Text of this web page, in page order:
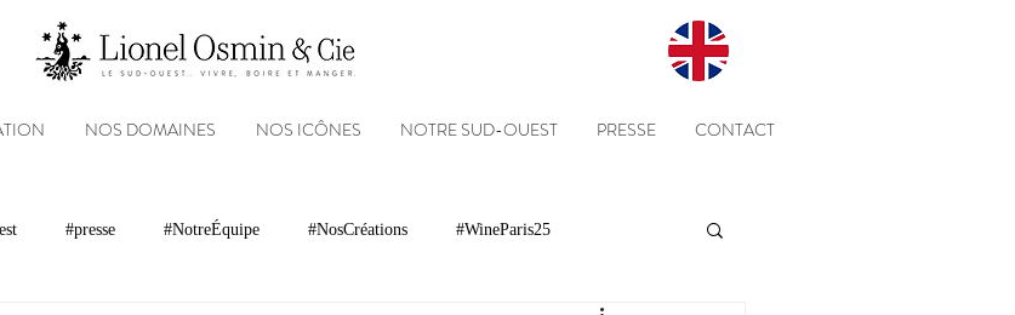
NOS DOMAINES NOS ICÔNES NOTRE SUD-OUEST PRESSE CONTACT
#presse #NotreÉquipe #NosCréations #WineParis25